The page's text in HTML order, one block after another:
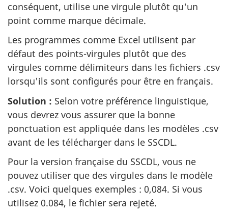
conséquent, utilise une virgule plutôt qu'un
point comme marque décimale.
Les programmes comme Excel utilisent par
défaut des points-virgules plutôt que des
virgules comme délimiteurs dans les fichiers .csv
lorsqu'ils sont configurés pour être en français.
Solution : Selon votre préférence linguistique,
vous devrez vous assurer que la bonne
ponctuation est appliquée dans les modèles .csv
avant de les télécharger dans le SSCDL.
Pour la version française du SSCDL, vous ne
pouvez utiliser que des virgules dans le modèle
.csv. Voici quelques exemples : 0,084. Si vous
utilisez 0.084, le fichier sera rejeté.